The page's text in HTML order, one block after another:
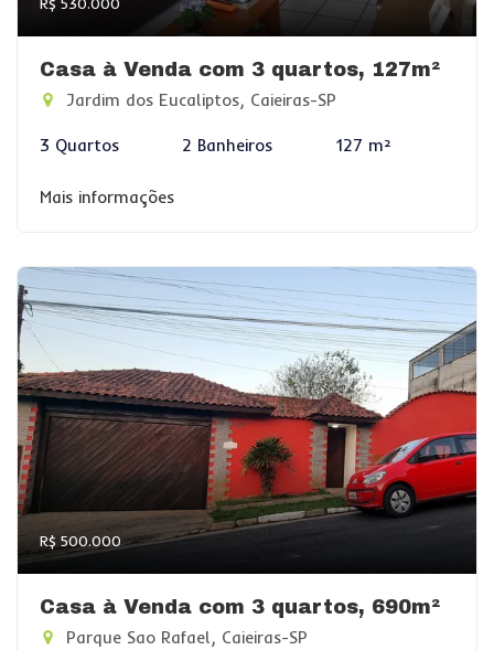
Casa à Venda com 3 quartos, 127m²
Jardim dos Eucaliptos, Caieiras-SP
3 Quartos 2 Banheiros 127 m²
Mais informações
R$ 500.000
Casa à Venda com 3 quartos, 690m²
Parque Sao Rafael, Caieiras-SP